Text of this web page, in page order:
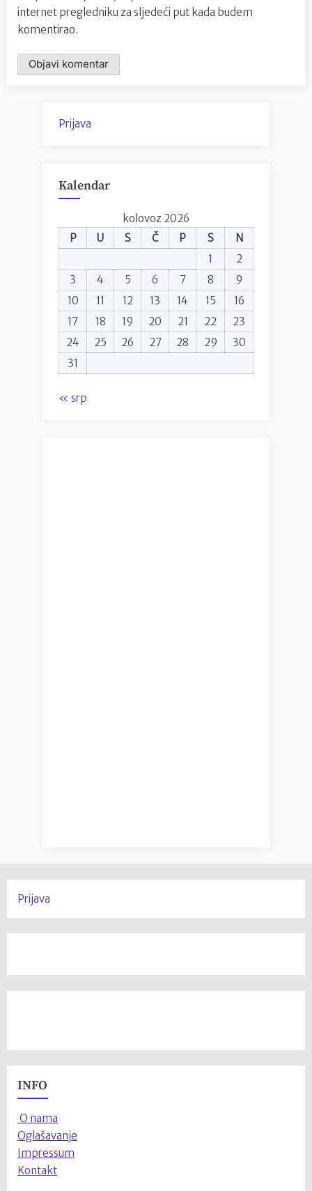
internet pregledniku za sljedeći put kada budem
komentirao.
Prijava
Kalendar
kolovoz 2026
P
U S Č P S
N
1
2
3
4 5 6 7 8
9
10
11 12 13 14 15
16
17
18 19 20 21 22
23
24
25 26 27 28 29
30
31
« srp
Prijava
INFO
O nama
Oglašavanje
Impressum
Kontakt